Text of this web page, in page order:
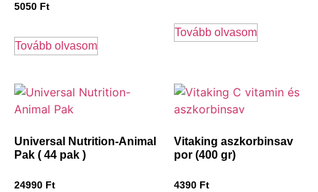
5050 Ft
Tovább olvasom
Tovább olvasom
Universal Nutrition-Animal
Pak ( 44 pak )
24990 Ft
Vitaking aszkorbinsav
por (400 gr)
4390 Ft